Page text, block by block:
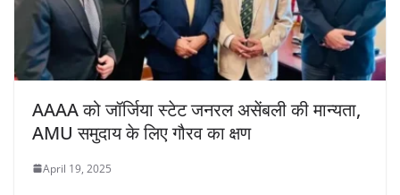
AAAA को जॉर्जिया स्टेट जनरल असेंबली की मान्यता,
AMU समुदाय के लिए गौरव का क्षण
April 19, 2025